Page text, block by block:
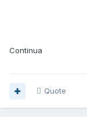
Continua
Quote